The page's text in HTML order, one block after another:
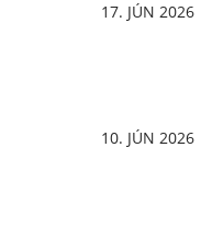
17. JÚN 2026
10. JÚN 2026